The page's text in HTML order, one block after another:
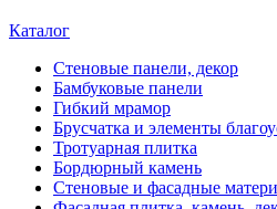
Каталог
Стеновые панели, декор
Бамбуковые панели
Гибкий мрамор
Брусчатка и элементы
Тротуарная плитка
Бордюрный камень
Стеновые и фасадные